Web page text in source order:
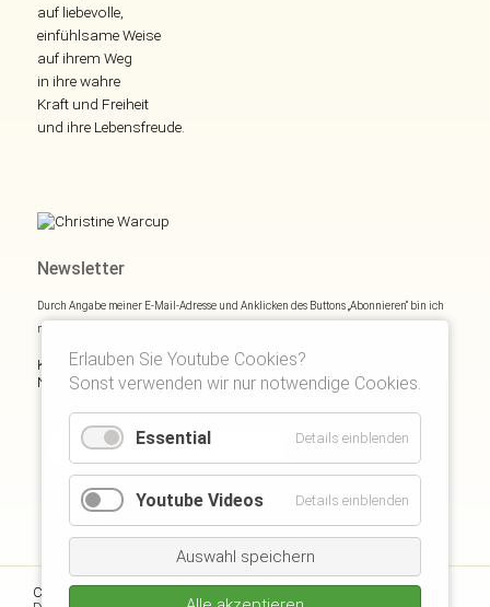
auf liebevolle,
einfühlsame Weise
auf ihrem Weg
in ihre wahre
Kraft und Freiheit
und ihre Lebensfreude.
Newsletter
Durch Angabe meiner E-Mail-Adresse und Anklicken des Buttons „Abonnieren“ bin ich
mich mit
Kostenloses E- und Audiobook & monatliche Inspirationen via
Newsletter:
Copyright © 2026 Christine Warcup | Kontakt Impressum
Erlauben Sie Youtube Cookies?
Sonst verwenden wir nur notwendige Cookies.
Essential Details einblenden
Youtube Videos Details einblenden
Auswahl speichern